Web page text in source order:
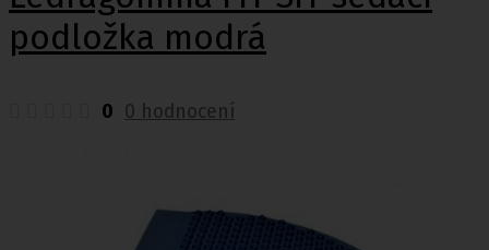
podložka modrá
0 0 hodnocení